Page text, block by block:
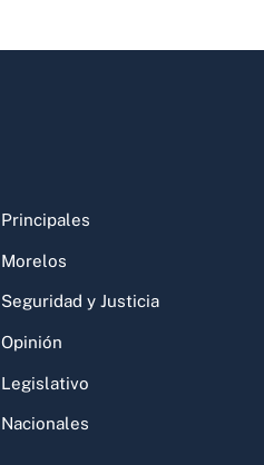
Principales
Morelos
Seguridad y Justicia
Opinión
Legislativo
Nacionales